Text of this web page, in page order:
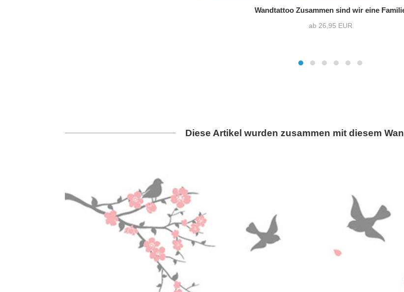
Wandtattoo Zusammen sind wir eine
ab 26,95 EUR
Diese Artikel wurden zusammen mit diesem